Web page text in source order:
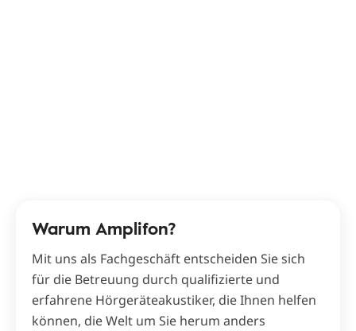
Warum Amplifon?
Mit uns als Fachgeschäft entscheiden Sie sich
für die Betreuung durch qualifizierte und
erfahrene Hörgeräteakustiker, die Ihnen helfen
können, die Welt um Sie herum anders